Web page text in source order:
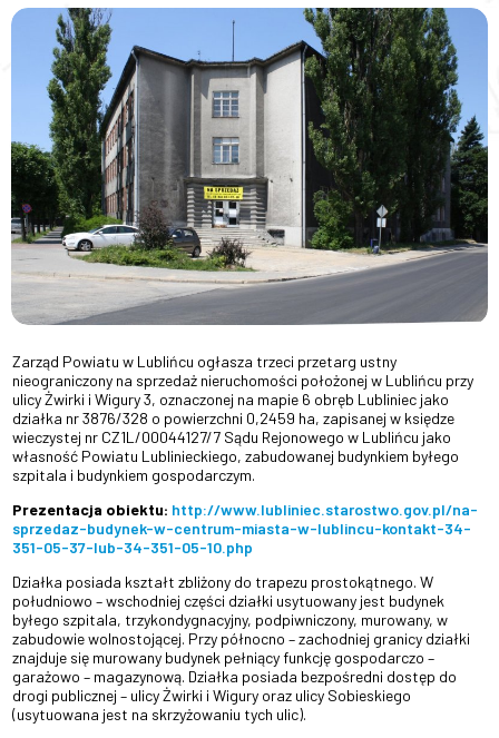
Zarząd Powiatu w Lublińcu ogłasza trzeci przetarg ustny
nieograniczony na sprzedaż nieruchomości położonej w Lublińcu przy
ulicy Żwirki i Wigury 3, oznaczonej na mapie 6 obręb Lubliniec jako
działka nr 3876/328 o powierzchni 0,2459 ha, zapisanej w księdze
wieczystej nr CZ1L/00044127/7 Sądu Rejonowego w Lublińcu jako
własność Powiatu Lublinieckiego, zabudowanej budynkiem byłego
szpitala i budynkiem gospodarczym.
Prezentacja obiektu: http://www.lubliniec.starostwo.gov.pl/na-
sprzedaz-budynek-w-centrum-miasta-w-lublincu-kontakt-34-
351-05-37-lub-34-351-05-10.php
Działka posiada kształt zbliżony do trapezu prostokątnego. W
południowo – wschodniej części działki usytuowany jest budynek
byłego szpitala, trzykondygnacyjny, podpiwniczony, murowany, w
zabudowie wolnostojącej. Przy północno – zachodniej granicy działki
znajduje się murowany budynek pełniący funkcję gospodarczo –
garażowo – magazynową. Działka posiada bezpośredni dostęp do
drogi publicznej – ulicy Żwirki i Wigury oraz ulicy Sobieskiego
(usytuowana jest na skrzyżowaniu tych ulic).